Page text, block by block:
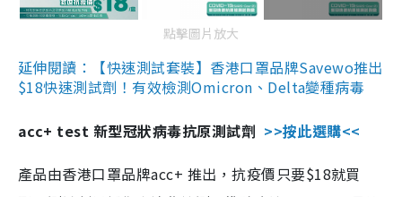
點擊圖片放大
延伸閱讀：【快速測試套裝】香港口罩品牌Savewo推出
$18快速測試劑！有效檢測Omicron、Delta變種病毒
acc+ test 新型冠狀病毒抗原測試劑 >>按此選購<<
產品由香港口罩品牌acc+ 推出，抗疫價只要$18就買